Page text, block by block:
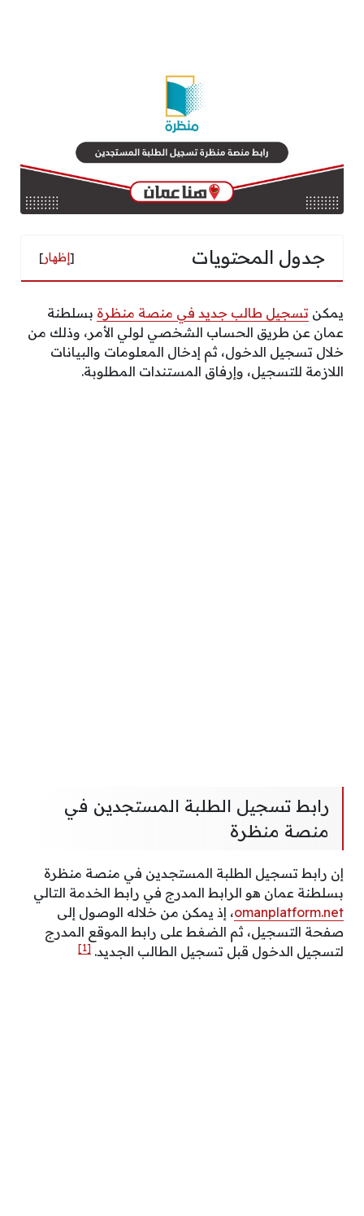
جدول المحتويات [إظهار]
يمكن تسجيل طالب جديد في منصة منظرة بسلطنة
عمان عن طريق الحساب الشخصي لولي الأمر، وذلك من
خلال تسجيل الدخول، ثم إدخال المعلومات والبيانات
اللازمة للتسجيل، وإرفاق المستندات المطلوبة.
رابط تسجيل الطلبة المستجدين في
منصة منظرة
إن رابط تسجيل الطلبة المستجدين في منصة منظرة
بسلطنة عمان هو الرابط المدرج في رابط الخدمة التالي
omanplatform.net، إذ يمكن من خلاله الوصول إلى
صفحة التسجيل، ثم الضغط على رابط الموقع المدرج
لتسجيل الدخول قبل تسجيل الطالب الجديد. [1]